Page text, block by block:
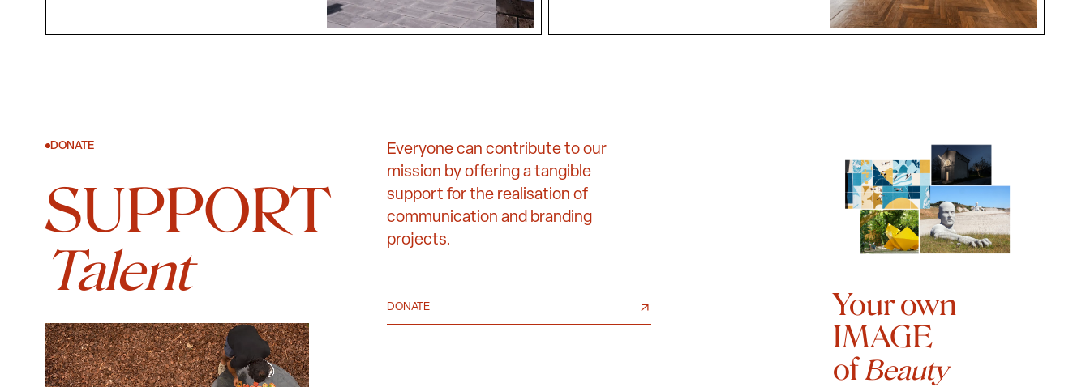
DONATE
SUPPORT
Talent
Everyone can contribute to our
mission by offering a tangible
support for the realisation of
communication and branding
projects.
DONATE
Your own
IMAGE
of Beauty